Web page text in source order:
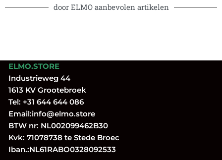
door ELMO aanbevolen artikelen
ELMO.STORE
Industrieweg 44
1613 KV Grootebroek
Tel: +31 644 644 086
Email:info@elmo.store
BTW nr: NL002099462B30
Kvk: 71078738 te Stede Broec
Iban.:NL61RABO0328092533